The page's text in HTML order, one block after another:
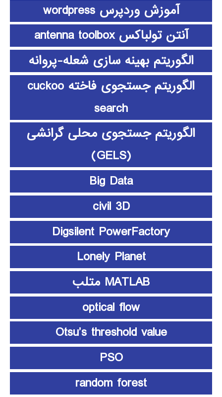
آموزش وردپرس wordpress
آنتن تولباکس antenna toolbox
الگوریتم بهینه سازی شعله-پروانه
الگوریتم جستجوی فاخته cuckoo
search
الگوریتم جستجوی محلی گرانشی
(GELS)
Big Data
civil 3D
Digsilent PowerFactory
Lonely Planet
MATLAB متلب
optical flow
Otsu’s threshold value
PSO
random forest